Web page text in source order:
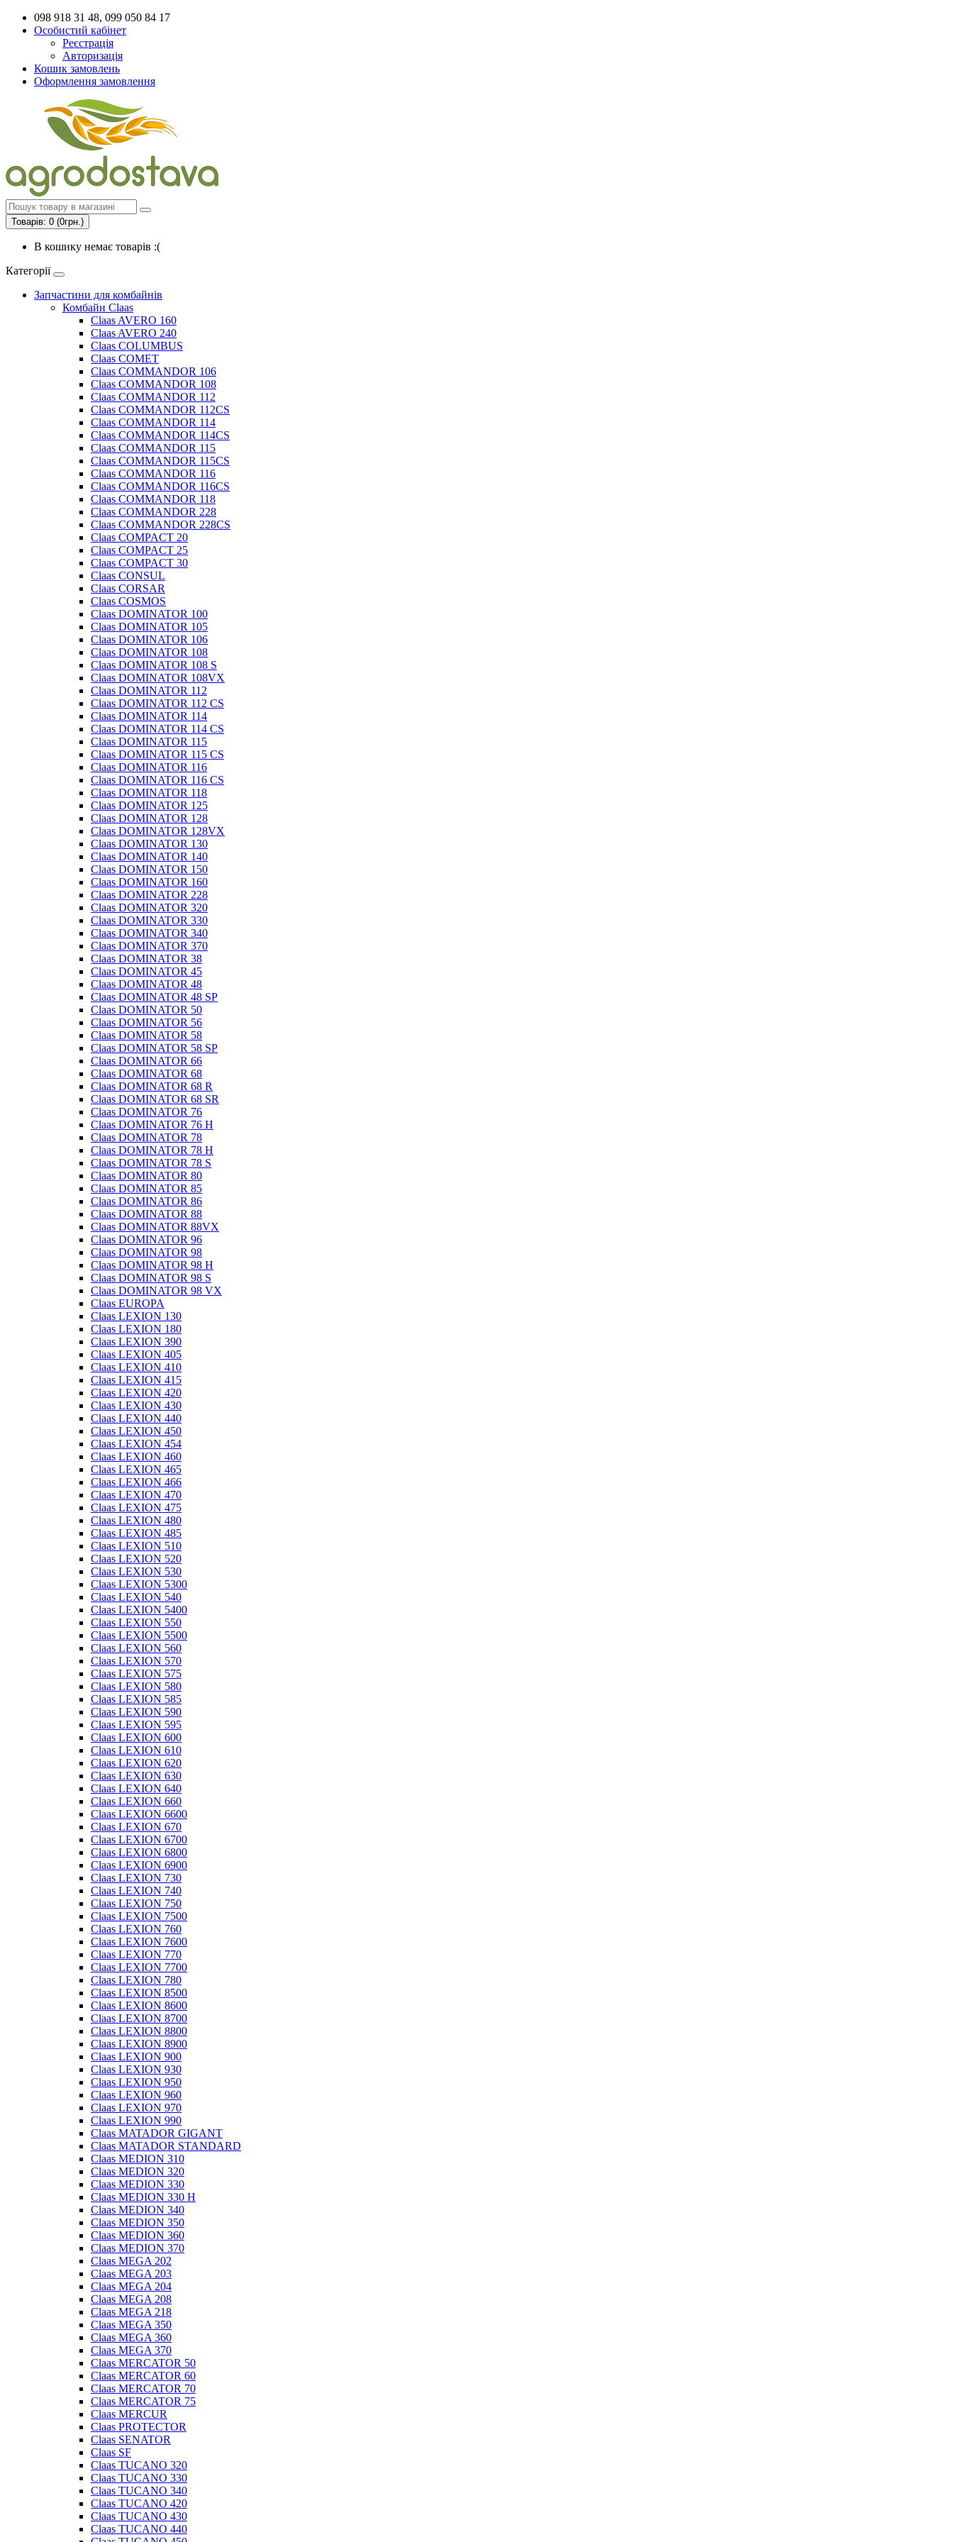
098 918 31 48, 099 050 84 17
Особистий кабінет
Реєстрація
Авторизація
Кошик замовлень
Оформлення замовлення
Товарів: 0 (0грн.)
В кошику немає товарів :(
Категорії
Запчастини для комбайнів
Комбайн Claas
Claas AVERO 160
Claas AVERO 240
Claas COLUMBUS
Claas COMET
Claas COMMANDOR 106
Claas COMMANDOR 108
Claas COMMANDOR 112
Claas COMMANDOR 112CS
Claas COMMANDOR 114
Claas COMMANDOR 114CS
Claas COMMANDOR 115
Claas COMMANDOR 115CS
Claas COMMANDOR 116
Claas COMMANDOR 116CS
Claas COMMANDOR 118
Claas COMMANDOR 228
Claas COMMANDOR 228CS
Claas COMPACT 20
Claas COMPACT 25
Claas COMPACT 30
Claas CONSUL
Claas CORSAR
Claas COSMOS
Claas DOMINATOR 100
Claas DOMINATOR 105
Claas DOMINATOR 106
Claas DOMINATOR 108
Claas DOMINATOR 108 S
Claas DOMINATOR 108VX
Claas DOMINATOR 112
Claas DOMINATOR 112 CS
Claas DOMINATOR 114
Claas DOMINATOR 114 CS
Claas DOMINATOR 115
Claas DOMINATOR 115 CS
Claas DOMINATOR 116
Claas DOMINATOR 116 CS
Claas DOMINATOR 118
Claas DOMINATOR 125
Claas DOMINATOR 128
Claas DOMINATOR 128VX
Claas DOMINATOR 130
Claas DOMINATOR 140
Claas DOMINATOR 150
Claas DOMINATOR 160
Claas DOMINATOR 228
Claas DOMINATOR 320
Claas DOMINATOR 330
Claas DOMINATOR 340
Claas DOMINATOR 370
Claas DOMINATOR 38
Claas DOMINATOR 45
Claas DOMINATOR 48
Claas DOMINATOR 48 SP
Claas DOMINATOR 50
Claas DOMINATOR 56
Claas DOMINATOR 58
Claas DOMINATOR 58 SP
Claas DOMINATOR 66
Claas DOMINATOR 68
Claas DOMINATOR 68 R
Claas DOMINATOR 68 SR
Claas DOMINATOR 76
Claas DOMINATOR 76 H
Claas DOMINATOR 78
Claas DOMINATOR 78 H
Claas DOMINATOR 78 S
Claas DOMINATOR 80
Claas DOMINATOR 85
Claas DOMINATOR 86
Claas DOMINATOR 88
Claas DOMINATOR 88VX
Claas DOMINATOR 96
Claas DOMINATOR 98
Claas DOMINATOR 98 H
Claas DOMINATOR 98 S
Claas DOMINATOR 98 VX
Claas EUROPA
Claas LEXION 130
Claas LEXION 180
Claas LEXION 390
Claas LEXION 405
Claas LEXION 410
Claas LEXION 415
Claas LEXION 420
Claas LEXION 430
Claas LEXION 440
Claas LEXION 450
Claas LEXION 454
Claas LEXION 460
Claas LEXION 465
Claas LEXION 466
Claas LEXION 470
Claas LEXION 475
Claas LEXION 480
Claas LEXION 485
Claas LEXION 510
Claas LEXION 520
Claas LEXION 530
Claas LEXION 5300
Claas LEXION 540
Claas LEXION 5400
Claas LEXION 550
Claas LEXION 5500
Claas LEXION 560
Claas LEXION 570
Claas LEXION 575
Claas LEXION 580
Claas LEXION 585
Claas LEXION 590
Claas LEXION 595
Claas LEXION 600
Claas LEXION 610
Claas LEXION 620
Claas LEXION 630
Claas LEXION 640
Claas LEXION 660
Claas LEXION 6600
Claas LEXION 670
Claas LEXION 6700
Claas LEXION 6800
Claas LEXION 6900
Claas LEXION 730
Claas LEXION 740
Claas LEXION 750
Claas LEXION 7500
Claas LEXION 760
Claas LEXION 7600
Claas LEXION 770
Claas LEXION 7700
Claas LEXION 780
Claas LEXION 8500
Claas LEXION 8600
Claas LEXION 8700
Claas LEXION 8800
Claas LEXION 8900
Claas LEXION 900
Claas LEXION 930
Claas LEXION 950
Claas LEXION 960
Claas LEXION 970
Claas LEXION 990
Claas MATADOR GIGANT
Claas MATADOR STANDARD
Claas MEDION 310
Claas MEDION 320
Claas MEDION 330
Claas MEDION 330 H
Claas MEDION 340
Claas MEDION 350
Claas MEDION 360
Claas MEDION 370
Claas MEGA 202
Claas MEGA 203
Claas MEGA 204
Claas MEGA 208
Claas MEGA 218
Claas MEGA 350
Claas MEGA 360
Claas MEGA 370
Claas MERCATOR 50
Claas MERCATOR 60
Claas MERCATOR 70
Claas MERCATOR 75
Claas MERCUR
Claas PROTECTOR
Claas SENATOR
Claas SF
Claas TUCANO 320
Claas TUCANO 330
Claas TUCANO 340
Claas TUCANO 420
Claas TUCANO 430
Claas TUCANO 440